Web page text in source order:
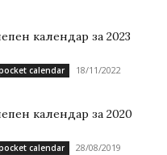
календар за 2023
calendar 18/11/2022
календар за 2020
calendar 28/08/2019